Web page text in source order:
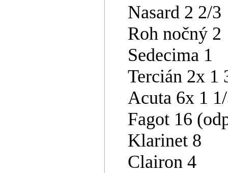
Nasard 2 2/3
Roh nočný 2
Sedecima 1
Tercián 2x 1
Acuta 6x 1
Fagot 16
Klarinet 8
Clairon 4